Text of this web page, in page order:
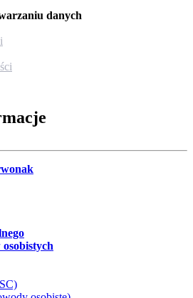
danych
osobistych